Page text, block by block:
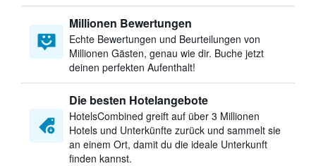
Millionen Bewertungen
Echte Bewertungen und Beurteilungen von
Millionen Gästen, genau wie dir. Buche jetzt
deinen perfekten Aufenthalt!
Die besten Hotelangebote
HotelsCombined greift auf über 3 Millionen
Hotels und Unterkünfte zurück und sammelt sie
an einem Ort, damit du die ideale Unterkunft
finden kannst.